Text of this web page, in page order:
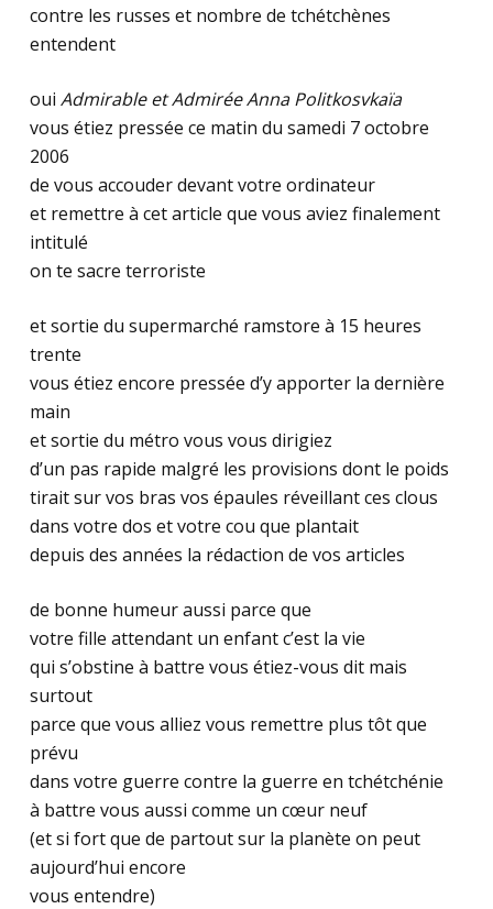
contre les russes et nombre de tchétchènes
entendent
oui Admirable et Admirée Anna Politkosvkaïa
vous étiez pressée ce matin du samedi 7 octobre
2006
de vous accouder devant votre ordinateur
et remettre à cet article que vous aviez finalement
intitulé
on te sacre terroriste
et sortie du supermarché ramstore à 15 heures
trente
vous étiez encore pressée d’y apporter la dernière
main
et sortie du métro vous vous dirigiez
d’un pas rapide malgré les provisions dont le poids
tirait sur vos bras vos épaules réveillant ces clous
dans votre dos et votre cou que plantait
depuis des années la rédaction de vos articles
de bonne humeur aussi parce que
votre fille attendant un enfant c’est la vie
qui s’obstine à battre vous étiez-vous dit mais
surtout
parce que vous alliez vous remettre plus tôt que
prévu
dans votre guerre contre la guerre en tchétchénie
à battre vous aussi comme un cœur neuf
(et si fort que de partout sur la planète on peut
aujourd’hui encore
vous entendre)